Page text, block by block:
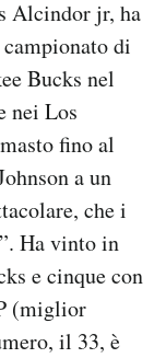
Alcindor jr, ha
di
Bucks nel
nei Los
fino al
a un
che i
Ha vinto in
e cinque con
(miglior
il 33, è